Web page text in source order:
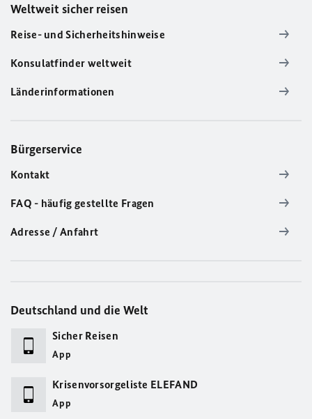
Weltweit sicher reisen
Reise- und Sicherheitshinweise
Konsulatfinder weltweit
Länderinformationen
Bürgerservice
Kontakt
FAQ - häufig gestellte Fragen
Adresse / Anfahrt
Deutschland und die Welt
Sicher Reisen
App
Krisenvorsorgeliste ELEFAND
App